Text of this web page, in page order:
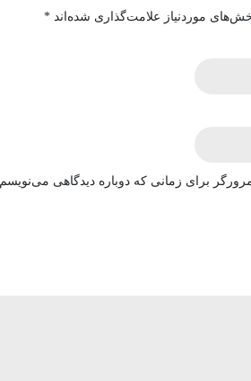
موردنیاز علامت‌گذاری شده‌اند *
برای زمانی که دوباره دیدگاهی می‌نویسم.